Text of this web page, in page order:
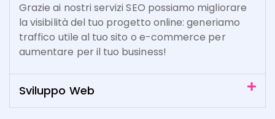
Grazie ai nostri servizi SEO possiamo migliorare
la visibilità del tuo progetto online: generiamo
traffico utile al tuo sito o e-commerce per
aumentare per il tuo business!
Sviluppo Web